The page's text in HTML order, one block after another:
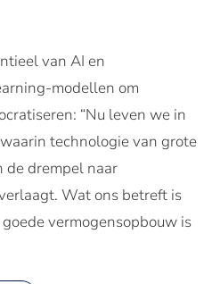
van AI en
modellen om
“Nu leven we in
technologie van grote
de drempel naar
Wat ons betreft is
vermogensopbouw is